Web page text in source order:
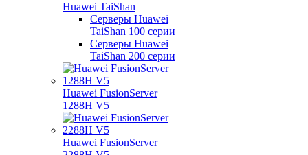
Huawei TaiShan
Серверы Huawei
TaiShan 100 серии
Серверы Huawei
TaiShan 200 серии
Huawei FusionServer
1288H V5
Huawei FusionServer